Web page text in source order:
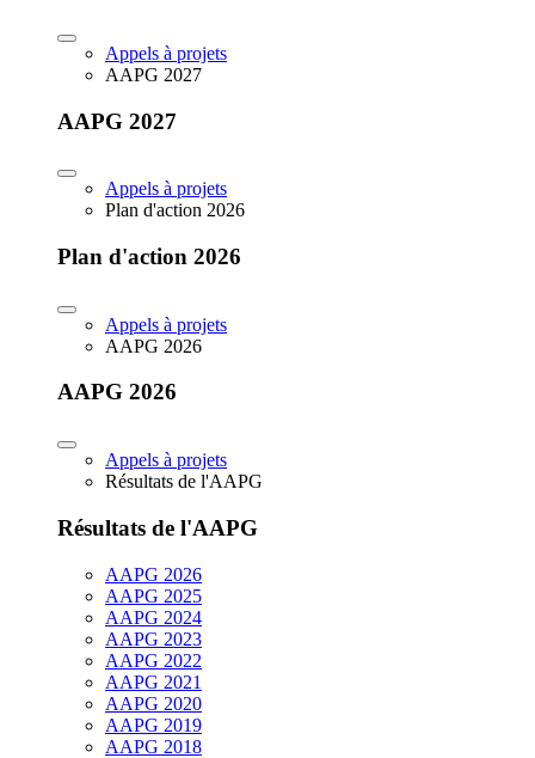
Appels à projets
AAPG 2027
AAPG 2027
Appels à projets
Plan d'action 2026
Plan d'action 2026
Appels à projets
AAPG 2026
AAPG 2026
Appels à projets
Résultats de l'AAPG
Résultats de l'AAPG
AAPG 2026
AAPG 2025
AAPG 2024
AAPG 2023
AAPG 2022
AAPG 2021
AAPG 2020
AAPG 2019
AAPG 2018